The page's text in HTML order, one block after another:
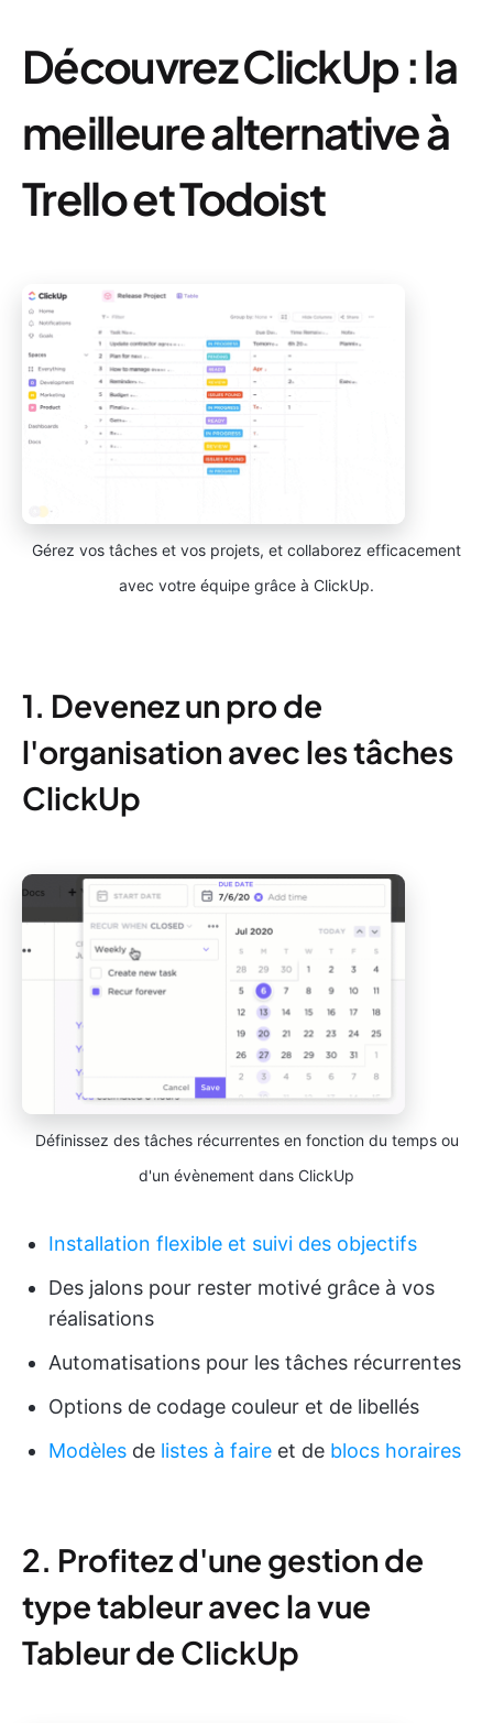
Découvrez ClickUp : la
meilleure alternative à
Trello et Todoist
Gérez vos tâches et vos projets, et collaborez efficacement
avec votre équipe grâce à ClickUp.
1. Devenez un pro de
l'organisation avec les tâches
ClickUp
Définissez des tâches récurrentes en fonction du temps ou
d'un évènement dans ClickUp
Installation flexible et suivi des objectifs
Des jalons pour rester motivé grâce à vos
réalisations
Automatisations pour les tâches récurrentes
Options de codage couleur et de libellés
Modèles de listes à faire et de blocs horaires
2. Profitez d'une gestion de
type tableur avec la vue
Tableur de ClickUp